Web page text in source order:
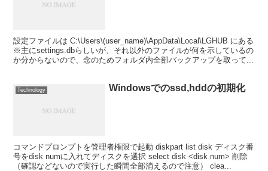
設定ファイルは C:\Users\(user_name)\AppData\Local\LGHUB にある
※主にsettings.dbらしいが、それ以外のファイルが何を示しているの
か分からないので、念のためフォルダ内全部バックアップを取って...
Technology Windowsでのssd,hddの初期化
コマンドプロンプトを管理者権限で起動 diskpart list disk ディスク番
号をdisk numに入れてディスクを選択 select disk <disk num> 削除
（確認などないので実行した瞬間全部消えるので注意） clea...